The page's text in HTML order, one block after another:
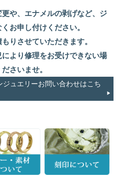
や、エナメルの剥げなど、ジ
お申し付けください。
りさせていただきます。
より修理をお受けできない場
さいませ。
ュエリーお問い合わせはこち